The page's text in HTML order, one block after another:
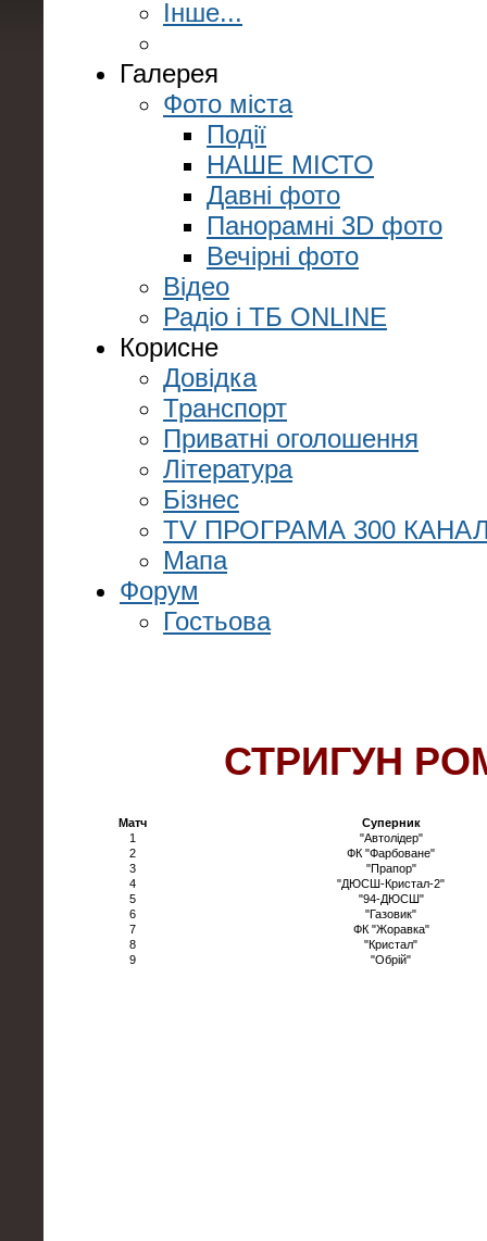
Інше...
Галерея
Фото міста
Події
НАШЕ МІСТО
Давні фото
Панорамні 3D фото
Вечірні фото
Відео
Радіо і ТБ ONLINE
Корисне
Довідка
Транспорт
Приватні оголошення
Література
Бізнес
TV ПРОГРАМА 300
Мапа
Форум
Гостьова
СТРИГУН
Матч
Суперник
1
"Автолідер"
2
ФК "Фарбоване"
3
"Прапор"
4
"ДЮСШ-Кристал-2"
5
"94-ДЮСШ"
6
"Газовик"
7
ФК "Жоравка"
8
"Кристал"
9
"Обрій"